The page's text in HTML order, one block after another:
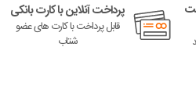
پرداخت آنلاین با کارت بانکی
قابل پرداخت با کارت های عضو
شتاب